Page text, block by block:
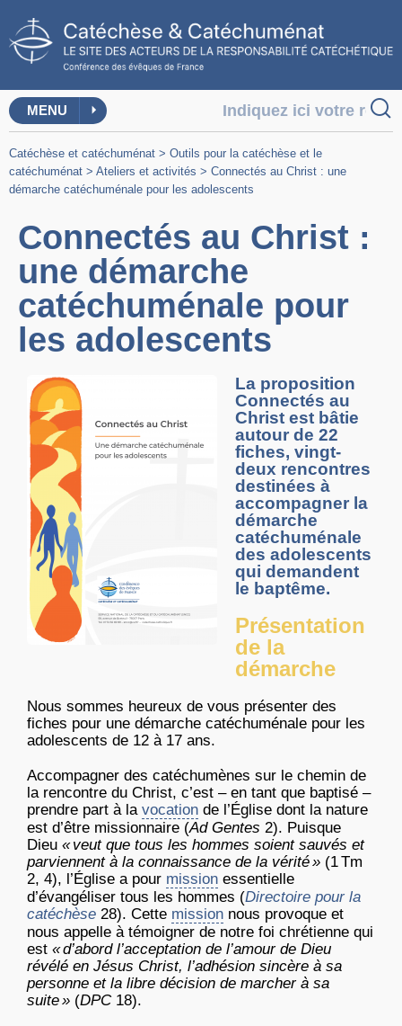
MENU
Catéchèse et catéchuménat > Outils pour la catéchèse et le
catéchuménat > Ateliers et activités > Connectés au Christ : une
démarche catéchuménale pour les adolescents
Connectés au Christ :
une démarche
catéchuménale pour
les adolescents
La proposition
Connectés au
Christ est bâtie
autour de 22
fiches, vingt-
deux rencontres
destinées à
accompagner la
démarche
catéchuménale
des adolescents
qui demandent
le baptême.
Présentation
de la
démarche
Nous sommes heureux de vous présenter des
fiches pour une démarche catéchuménale pour les
adolescents de 12 à 17 ans.
Accompagner des catéchumènes sur le chemin de
la rencontre du Christ, c’est – en tant que baptisé –
prendre part à la vocation de l’Église dont la nature
est d’être missionnaire (Ad Gentes 2). Puisque
Dieu « veut que tous les hommes soient sauvés et
parviennent à la connaissance de la vérité » (1 Tm
2, 4), l’Église a pour mission essentielle
d’évangéliser tous les hommes (Directoire pour la
catéchèse 28). Cette mission nous provoque et
nous appelle à témoigner de notre foi chrétienne qui
est « d’abord l’acceptation de l’amour de Dieu
révélé en Jésus Christ, l’adhésion sincère à sa
personne et la libre décision de marcher à sa
suite » (DPC 18).